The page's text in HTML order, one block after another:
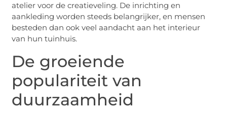
atelier voor de creatieveling. De inrichting en
aankleding worden steeds belangrijker, en mensen
besteden dan ook veel aandacht aan het interieur
van hun tuinhuis.
De groeiende
populariteit van
duurzaamheid